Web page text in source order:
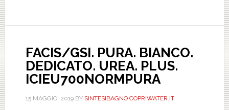
SOFT
CLOSE.
FACIS/GSI. PURA. BIANCO.
DEDICATO. UREA. PLUS.
ICIEU700NORMPURA
15 MAGGIO, 2019BY SINTESIBAGNO COPRIWATER.IT